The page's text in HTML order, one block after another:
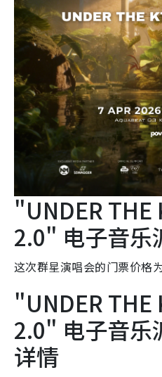
"UNDER THE
2.0" 电子音乐
这次群星演唱会的门票价格
"UNDER THE
2.0" 电子音乐
详情